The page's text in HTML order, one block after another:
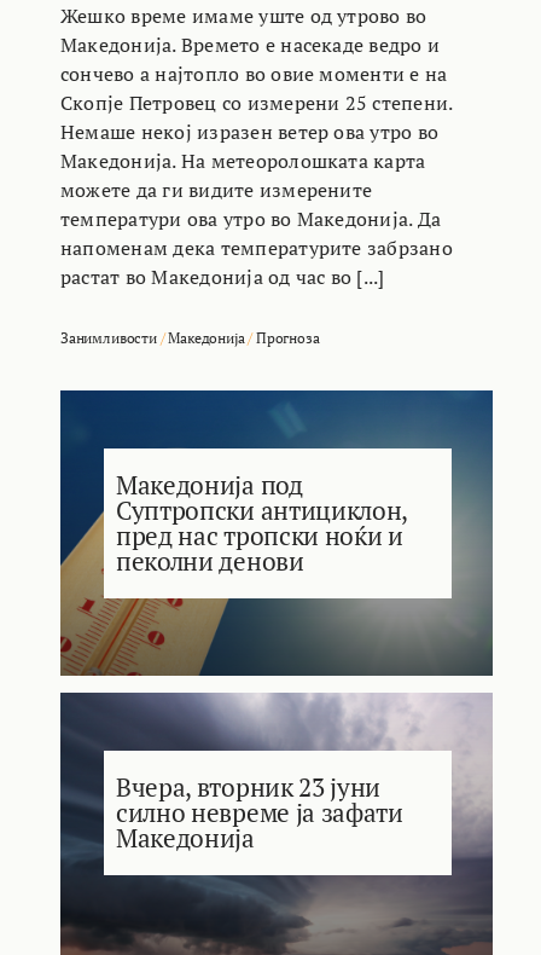
Жешко време имаме уште од утрово во
Македонија. Времето е насекаде ведро и
сончево а најтопло во овие моменти е на
Скопје Петровец со измерени 25 степени.
Немаше некој изразен ветер ова утро во
Македонија. На метеоролошката карта
можете да ги видите измерените
температури ова утро во Македонија. Да
напоменам дека температурите забрзано
растат во Македонија од час во [...]
Занимливости/Македонија /Прогноза
Македонија под
Суптропски антициклон,
пред нас тропски ноќи и
пеколни денови
Вчера, вторник 23 јуни
силно невреме ја зафати
Македонија